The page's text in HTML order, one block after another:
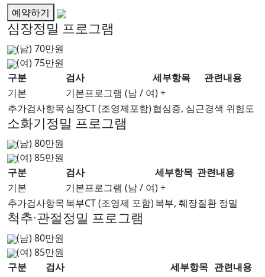
예약하기
심장정밀 프로그램
(남) 70만원
(여) 75만원
구분
검사 세부항목
관련내용
기본
기본프로그램 (남 / 여) +
추가검사항목심장CT (조영제포함)협심증, 심근경색 위험도
소화기정밀 프로그램
(남) 80만원
(여) 85만원
구분
검사 세부항목 관련내용
기본
기본프로그램 (남 / 여) +
추가검사항목복부CT (조영제 포함)복부, 췌장질환 정밀
척추·관절정밀 프로그램
(남) 80만원
(여) 85만원
구분
검사 세부항목 관련내용